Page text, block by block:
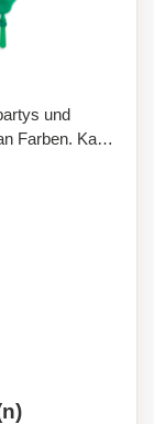
und
Farben. Kann
werden.